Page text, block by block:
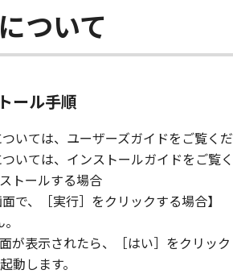
同様です。
様が、『同意』を示す下記のボタン
(3)により終了されるまで有効に存続
フトウェア」およびその複製物のす
のいずれかの条項に違反した場合、
によって本契約書が終了した場合、
ついて
ール手順
いては、ユーザーズガイドをご覧くだ
いては、インストールガイドをご覧く
トールする場合
で、［実行］をクリックする場合】
が表示されたら、［はい］をクリッ
動します。